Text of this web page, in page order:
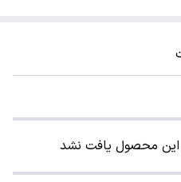
این محصول یافت نشد